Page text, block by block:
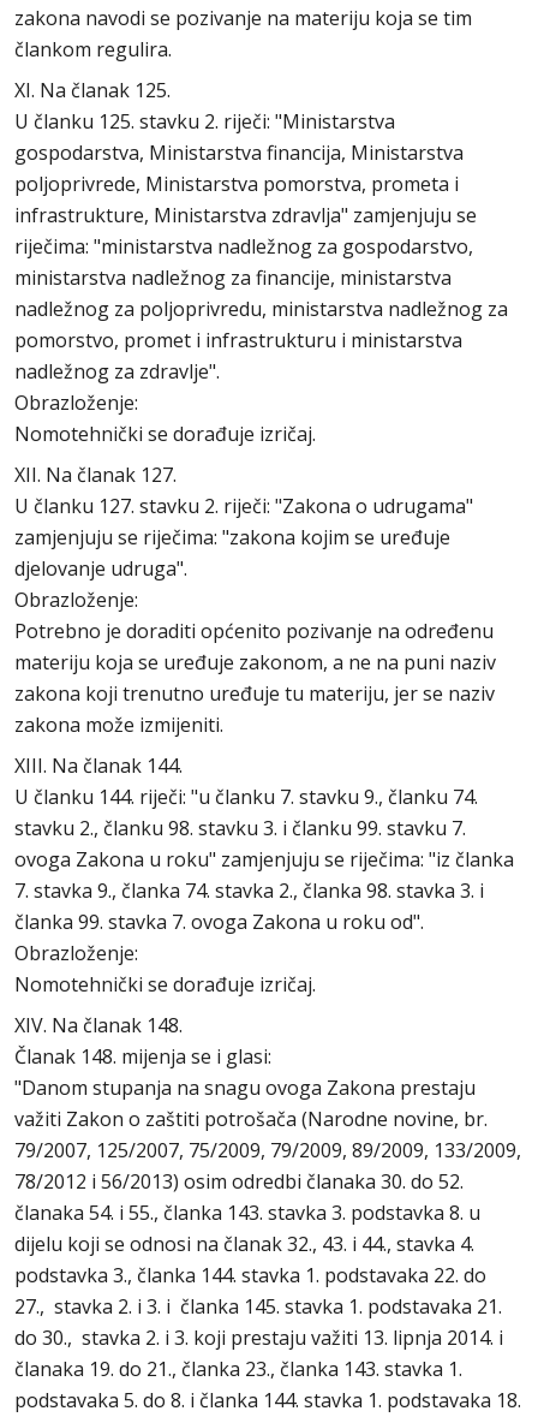
zakona navodi se pozivanje na materiju koja se tim
člankom regulira.
XI. Na članak 125.
U članku 125. stavku 2. riječi: "Ministarstva
gospodarstva, Ministarstva financija, Ministarstva
poljoprivrede, Ministarstva pomorstva, prometa i
infrastrukture, Ministarstva zdravlja" zamjenjuju se
riječima: "ministarstva nadležnog za gospodarstvo,
ministarstva nadležnog za financije, ministarstva
nadležnog za poljoprivredu, ministarstva nadležnog za
pomorstvo, promet i infrastrukturu i ministarstva
nadležnog za zdravlje".
Obrazloženje:
Nomotehnički se dorađuje izričaj.
XII. Na članak 127.
U članku 127. stavku 2. riječi: "Zakona o udrugama"
zamjenjuju se riječima: "zakona kojim se uređuje
djelovanje udruga".
Obrazloženje:
Potrebno je doraditi općenito pozivanje na određenu
materiju koja se uređuje zakonom, a ne na puni naziv
zakona koji trenutno uređuje tu materiju, jer se naziv
zakona može izmijeniti.
XIII. Na članak 144.
U članku 144. riječi: "u članku 7. stavku 9., članku 74.
stavku 2., članku 98. stavku 3. i članku 99. stavku 7.
ovoga Zakona u roku" zamjenjuju se riječima: "iz članka
7. stavka 9., članka 74. stavka 2., članka 98. stavka 3. i
članka 99. stavka 7. ovoga Zakona u roku od".
Obrazloženje:
Nomotehnički se dorađuje izričaj.
XIV. Na članak 148.
Članak 148. mijenja se i glasi:
"Danom stupanja na snagu ovoga Zakona prestaju
važiti Zakon o zaštiti potrošača (Narodne novine, br.
79/2007, 125/2007, 75/2009, 79/2009, 89/2009, 133/2009,
78/2012 i 56/2013) osim odredbi članaka 30. do 52.
članaka 54. i 55., članka 143. stavka 3. podstavka 8. u
dijelu koji se odnosi na članak 32., 43. i 44., stavka 4.
podstavka 3., članka 144. stavka 1. podstavaka 22. do
27., stavka 2. i 3. i članka 145. stavka 1. podstavaka 21.
do 30., stavka 2. i 3. koji prestaju važiti 13. lipnja 2014. i
članaka 19. do 21., članka 23., članka 143. stavka 1.
podstavaka 5. do 8. i članka 144. stavka 1. podstavaka 18.